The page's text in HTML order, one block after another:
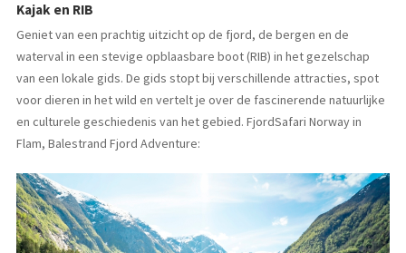
Kajak en RIB
Geniet van een prachtig uitzicht op de fjord, de bergen en de
waterval in een stevige opblaasbare boot (RIB) in het gezelschap
van een lokale gids. De gids stopt bij verschillende attracties, spot
voor dieren in het wild en vertelt je over de fascinerende natuurlijke
en culturele geschiedenis van het gebied. FjordSafari Norway in
Flam, Balestrand Fjord Adventure: